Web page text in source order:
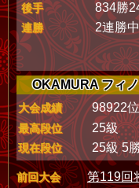
後手 834勝
連勝 2連勝
OKAMURA フィ
大会成績 98922
最高段位 25級
現在段位 25級 5
前回大会
第119回